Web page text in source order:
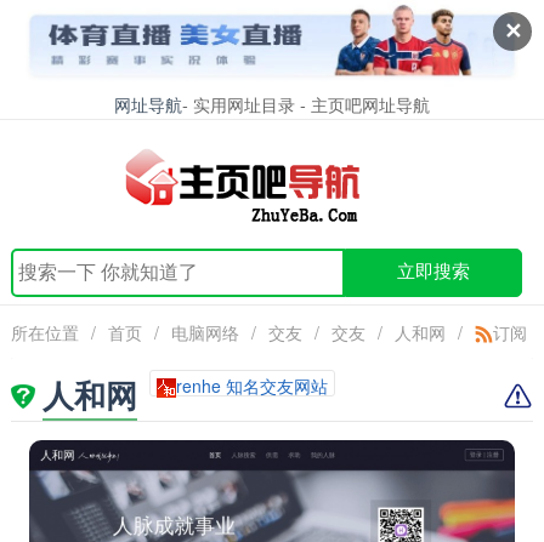
✕
网址导航- 实用网址目录 - 主页吧网址导航
立即搜索
所在位置 / 首页 / 电脑网络 / 交友 / 交友 / 人和网 / 订阅
人和网 renhe 知名交友网站